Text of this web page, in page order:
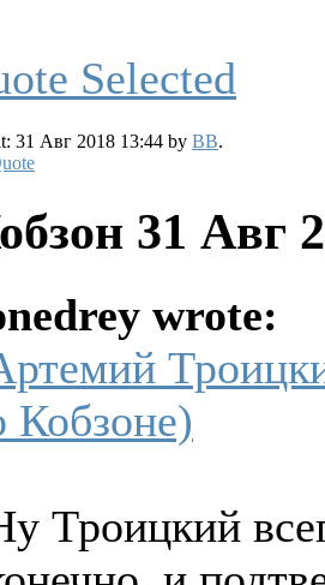
31 Авг 2018 13:44 by BB.
31 Авг
wrote:
Кобзоне)
Троицкий